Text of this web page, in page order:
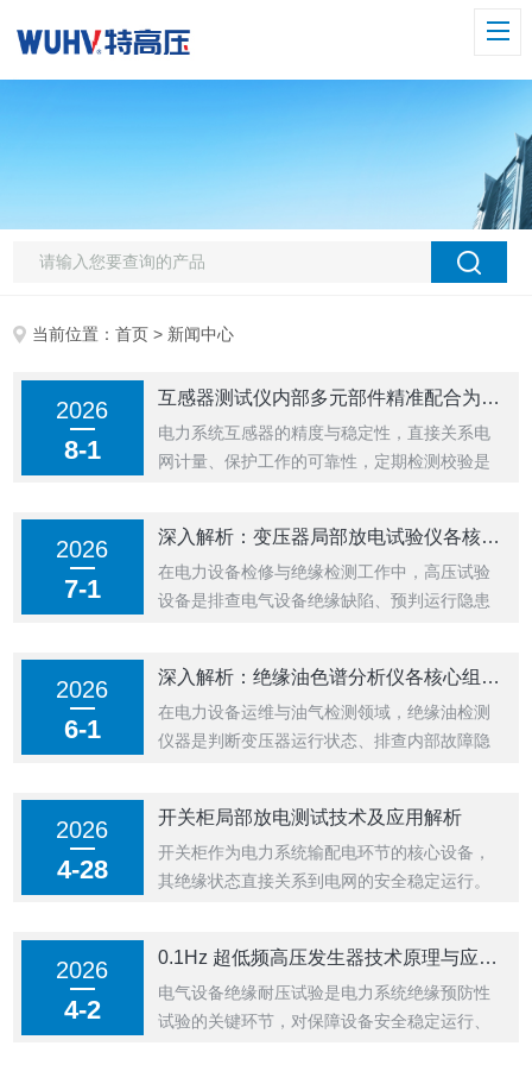
当前位置：首页 > 新闻中心
2026
8-1
互感器测试仪内部多元部件精准配合为互感器运维校准提供科学的数据支撑
电力系统互感器的精度与稳定性，直接关系电
网计量、保护工作的可靠性，定期检测校验是
实验室检测场景。依靠内部多元部件的精准配
合，互感器测试仪可高效完成参数检测与误差
分析，为互感器运维校准提供科学的数据支
2026
7-1
深入解析：变压器局部放电试验仪各核心组成部件的功能与特点
在电力设备检修与绝缘检测工作中，高压试验
设备是排查电气设备绝缘缺陷、预判运行隐患
号，判定变压器绝缘状态。熟悉各部件功能特
性，能够合理操作变压器局部放电试验仪，保
障电力检测作业精准可靠。1、高压信号发生
2026
6-1
深入解析：绝缘油色谱分析仪各核心组成部件的功能与特点
在电力设备运维与油气检测领域，绝缘油检测
仪器是判断变压器运行状态、排查内部故障隐
体组分，精准研判电力设备内部工况。熟知设
备构造与运行原理，可规范使用绝缘油色谱分
析仪，保障电力设备检测工作精准可靠。以
2026
4-28
开关柜局部放电测试技术及应用解析
开关柜作为电力系统输配电环节的核心设备，
其绝缘状态直接关系到电网的安全稳定运行。
会加速绝缘材料老化，甚至引发设备击穿、停
电等安全事故。因此，开展开关柜局放测试，
精准捕捉早期绝缘隐...
2026
4-2
0.1Hz 超低频高压发生器技术原理与应用分析
电气设备绝缘耐压试验是电力系统绝缘预防性
试验的关键环节，对保障设备安全稳定运行、